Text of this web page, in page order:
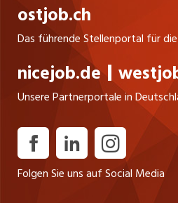
ostjob.ch
Das führende Stellenportal für
nicejob.de
Unsere Partnerportale in
Folgen Sie uns auf Social Media